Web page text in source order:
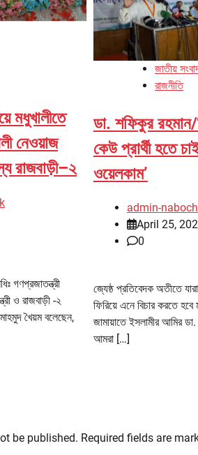
মধুখালীতে
নেওয়াজ
রাজবাড়ী–২
গণপ্রজাতন্ত্রী
ও রাজবাড়ী -২
খৈয়ম বলেছেন,
জাতীয়
রাজনীতি
ডা. শফিকুর রহমান/
কেউ প্রার্থী হতে
ওয়েলকাম’
admin-
April 25,
0
জ্যেষ্ঠ প্রতিবেদক অতীতে
ফিরিয়ে এনে বিচার করতে
জামায়াতে ইসলামীর আমির
আমরা […]
be published. Required fields are